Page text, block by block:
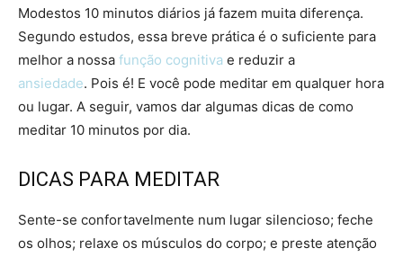
Modestos 10 minutos diários já fazem muita diferença.
Segundo estudos, essa breve prática é o suficiente para
melhor a nossa função cognitiva e reduzir a
ansiedade. Pois é! E você pode meditar em qualquer hora
ou lugar. A seguir, vamos dar algumas dicas de como
meditar 10 minutos por dia.
DICAS PARA MEDITAR
Sente-se confortavelmente num lugar silencioso; feche
os olhos; relaxe os músculos do corpo; e preste atenção